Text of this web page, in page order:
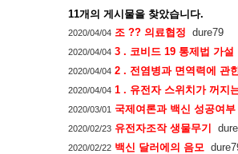
11개의 게시물을 찾았습니다.
2020/04/04 조 ?? 의료협정 dure79
2020/04/04 3 . 코비드 19 통제법 가설
2020/04/04 2 . 전염병과 면역력에 관
2020/04/04 1 . 유전자 스위치가 꺼지
2020/03/01 국제여론과 백신 성공여
2020/02/23 유전자조작 생물무기
2020/02/22 백신 달러에의 음모